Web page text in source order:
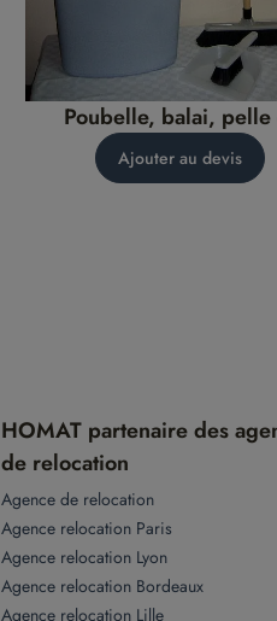
Poubelle, balai, pelle
balayette
Ajouter au devis
HOMAT partenaire des
de relocation
Agence de relocation
Agence relocation Paris
Agence relocation Lyon
Agence relocation Bordeaux
Agence relocation Lille